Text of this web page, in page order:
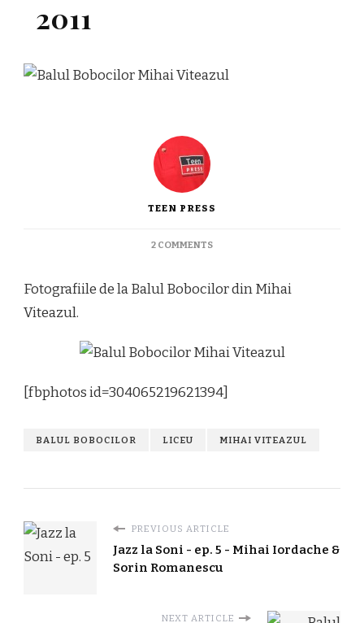
2011
TEEN PRESS
2 COMMENTSON
BOBOCILOR
VITEAZUL
2011
Fotografiile de la Balul Bobocilor din Mihai
Viteazul.
[fbphotos id=304065219621394]
BALUL BOBOCILOR LICEU MIHAI VITEAZUL
PREVIOUS ARTICLE
Jazz la Soni - ep. 5 - Mihai Iordache &
Sorin Romanescu
NEXT ARTICLE